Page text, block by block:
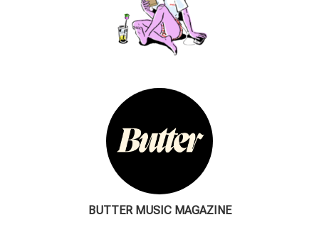
BUTTER MUSIC MAGAZINE